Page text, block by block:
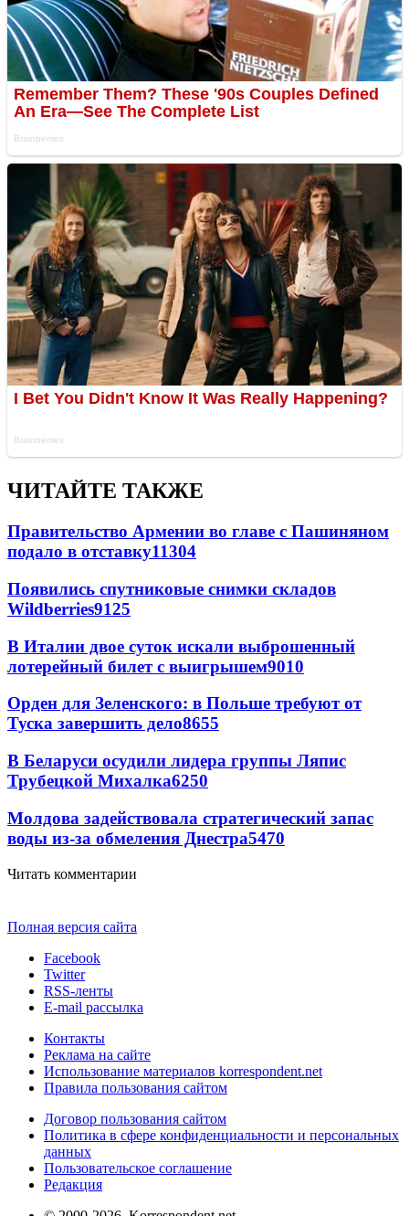
ЧИТАЙТЕ ТАКЖЕ
Правительство Армении во главе с Пашиняном
подало в отставку11304
Появились спутниковые снимки складов
Wildberries9125
В Италии двое суток искали выброшенный
лотерейный билет с выигрышем9010
Орден для Зеленского: в Польше требуют от
Туска завершить дело8655
В Беларуси осудили лидера группы Ляпис
Трубецкой Михалка6250
Молдова задействовала стратегический запас
воды из-за обмеления Днестра5470
Читать комментарии
Полная версия сайта
Facebook
Twitter
RSS-ленты
E-mail рассылка
Контакты
Реклама на сайте
Использование материалов korrespondent.net
Правила пользования сайтом
Договор пользования сайтом
Политика в сфере конфиденциальности и персональных
данных
Пользовательское соглашение
Редакция